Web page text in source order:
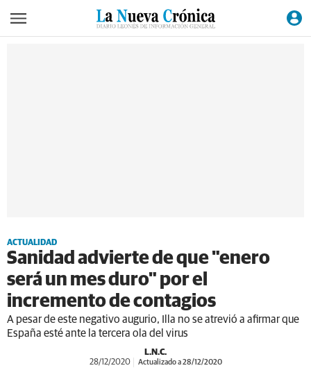
ACTUALIDAD
Sanidad advierte de que "enero
será un mes duro" por el
incremento de contagios
A pesar de este negativo augurio, Illa no se atrevió a afirmar que
España esté ante la tercera ola del virus
L.N.C.
28/12/2020 Actualizado a 28/12/2020